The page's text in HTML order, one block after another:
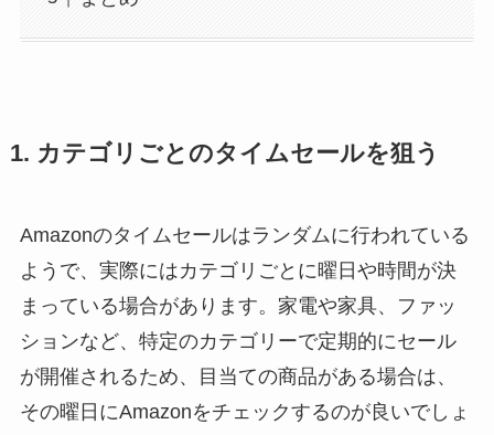
1. カテゴリごとのタイムセールを狙う
Amazonのタイムセールはランダムに行われている
ようで、実際にはカテゴリごとに曜日や時間が決
まっている場合があります。家電や家具、ファッ
ションなど、特定のカテゴリーで定期的にセール
が開催されるため、目当ての商品がある場合は、
その曜日にAmazonをチェックするのが良いでしょ